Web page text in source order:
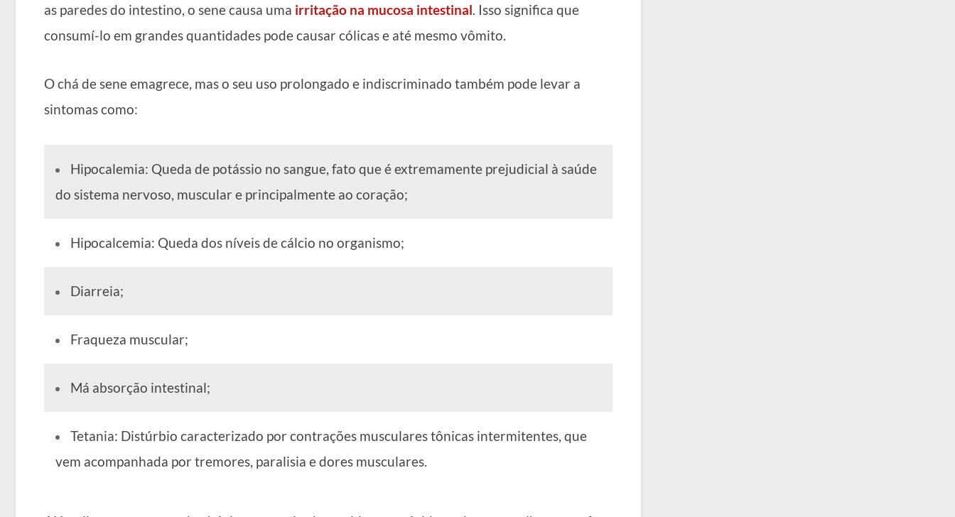
as paredes do intestino, o sene causa uma irritação na mucosa intestinal. Isso significa que
consumí-lo em grandes quantidades pode causar cólicas e até mesmo vômito.
O chá de sene emagrece, mas o seu uso prolongado e indiscriminado também pode levar a
sintomas como:
Hipocalemia: Queda de potássio no sangue, fato que é extremamente prejudicial à saúde
do sistema nervoso, muscular e principalmente ao coração;
Hipocalcemia: Queda dos níveis de cálcio no organismo;
Diarreia;
Fraqueza muscular;
Má absorção intestinal;
Tetania: Distúrbio caracterizado por contrações musculares tônicas intermitentes, que
vem acompanhada por tremores, paralisia e dores musculares.